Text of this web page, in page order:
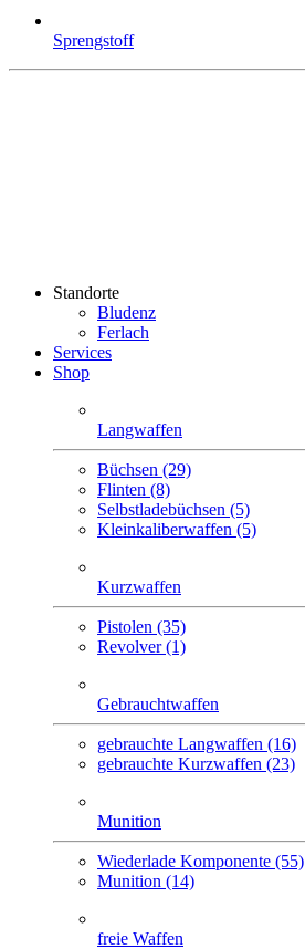
Sprengstoff
Standorte
Bludenz
Ferlach
Services
Shop
Langwaffen
Büchsen (29)
Flinten (8)
Selbstlade­büchsen (5)
Klein­kaliber­waffen (5)
Kurzwaffen
Pistolen (35)
Revolver (1)
Gebrauchtwaffen
gebrauchte Langwaffen (16)
gebrauchte Kurzwaffen (23)
Munition
Wiederlade Komponente (55)
Munition (14)
freie Waffen